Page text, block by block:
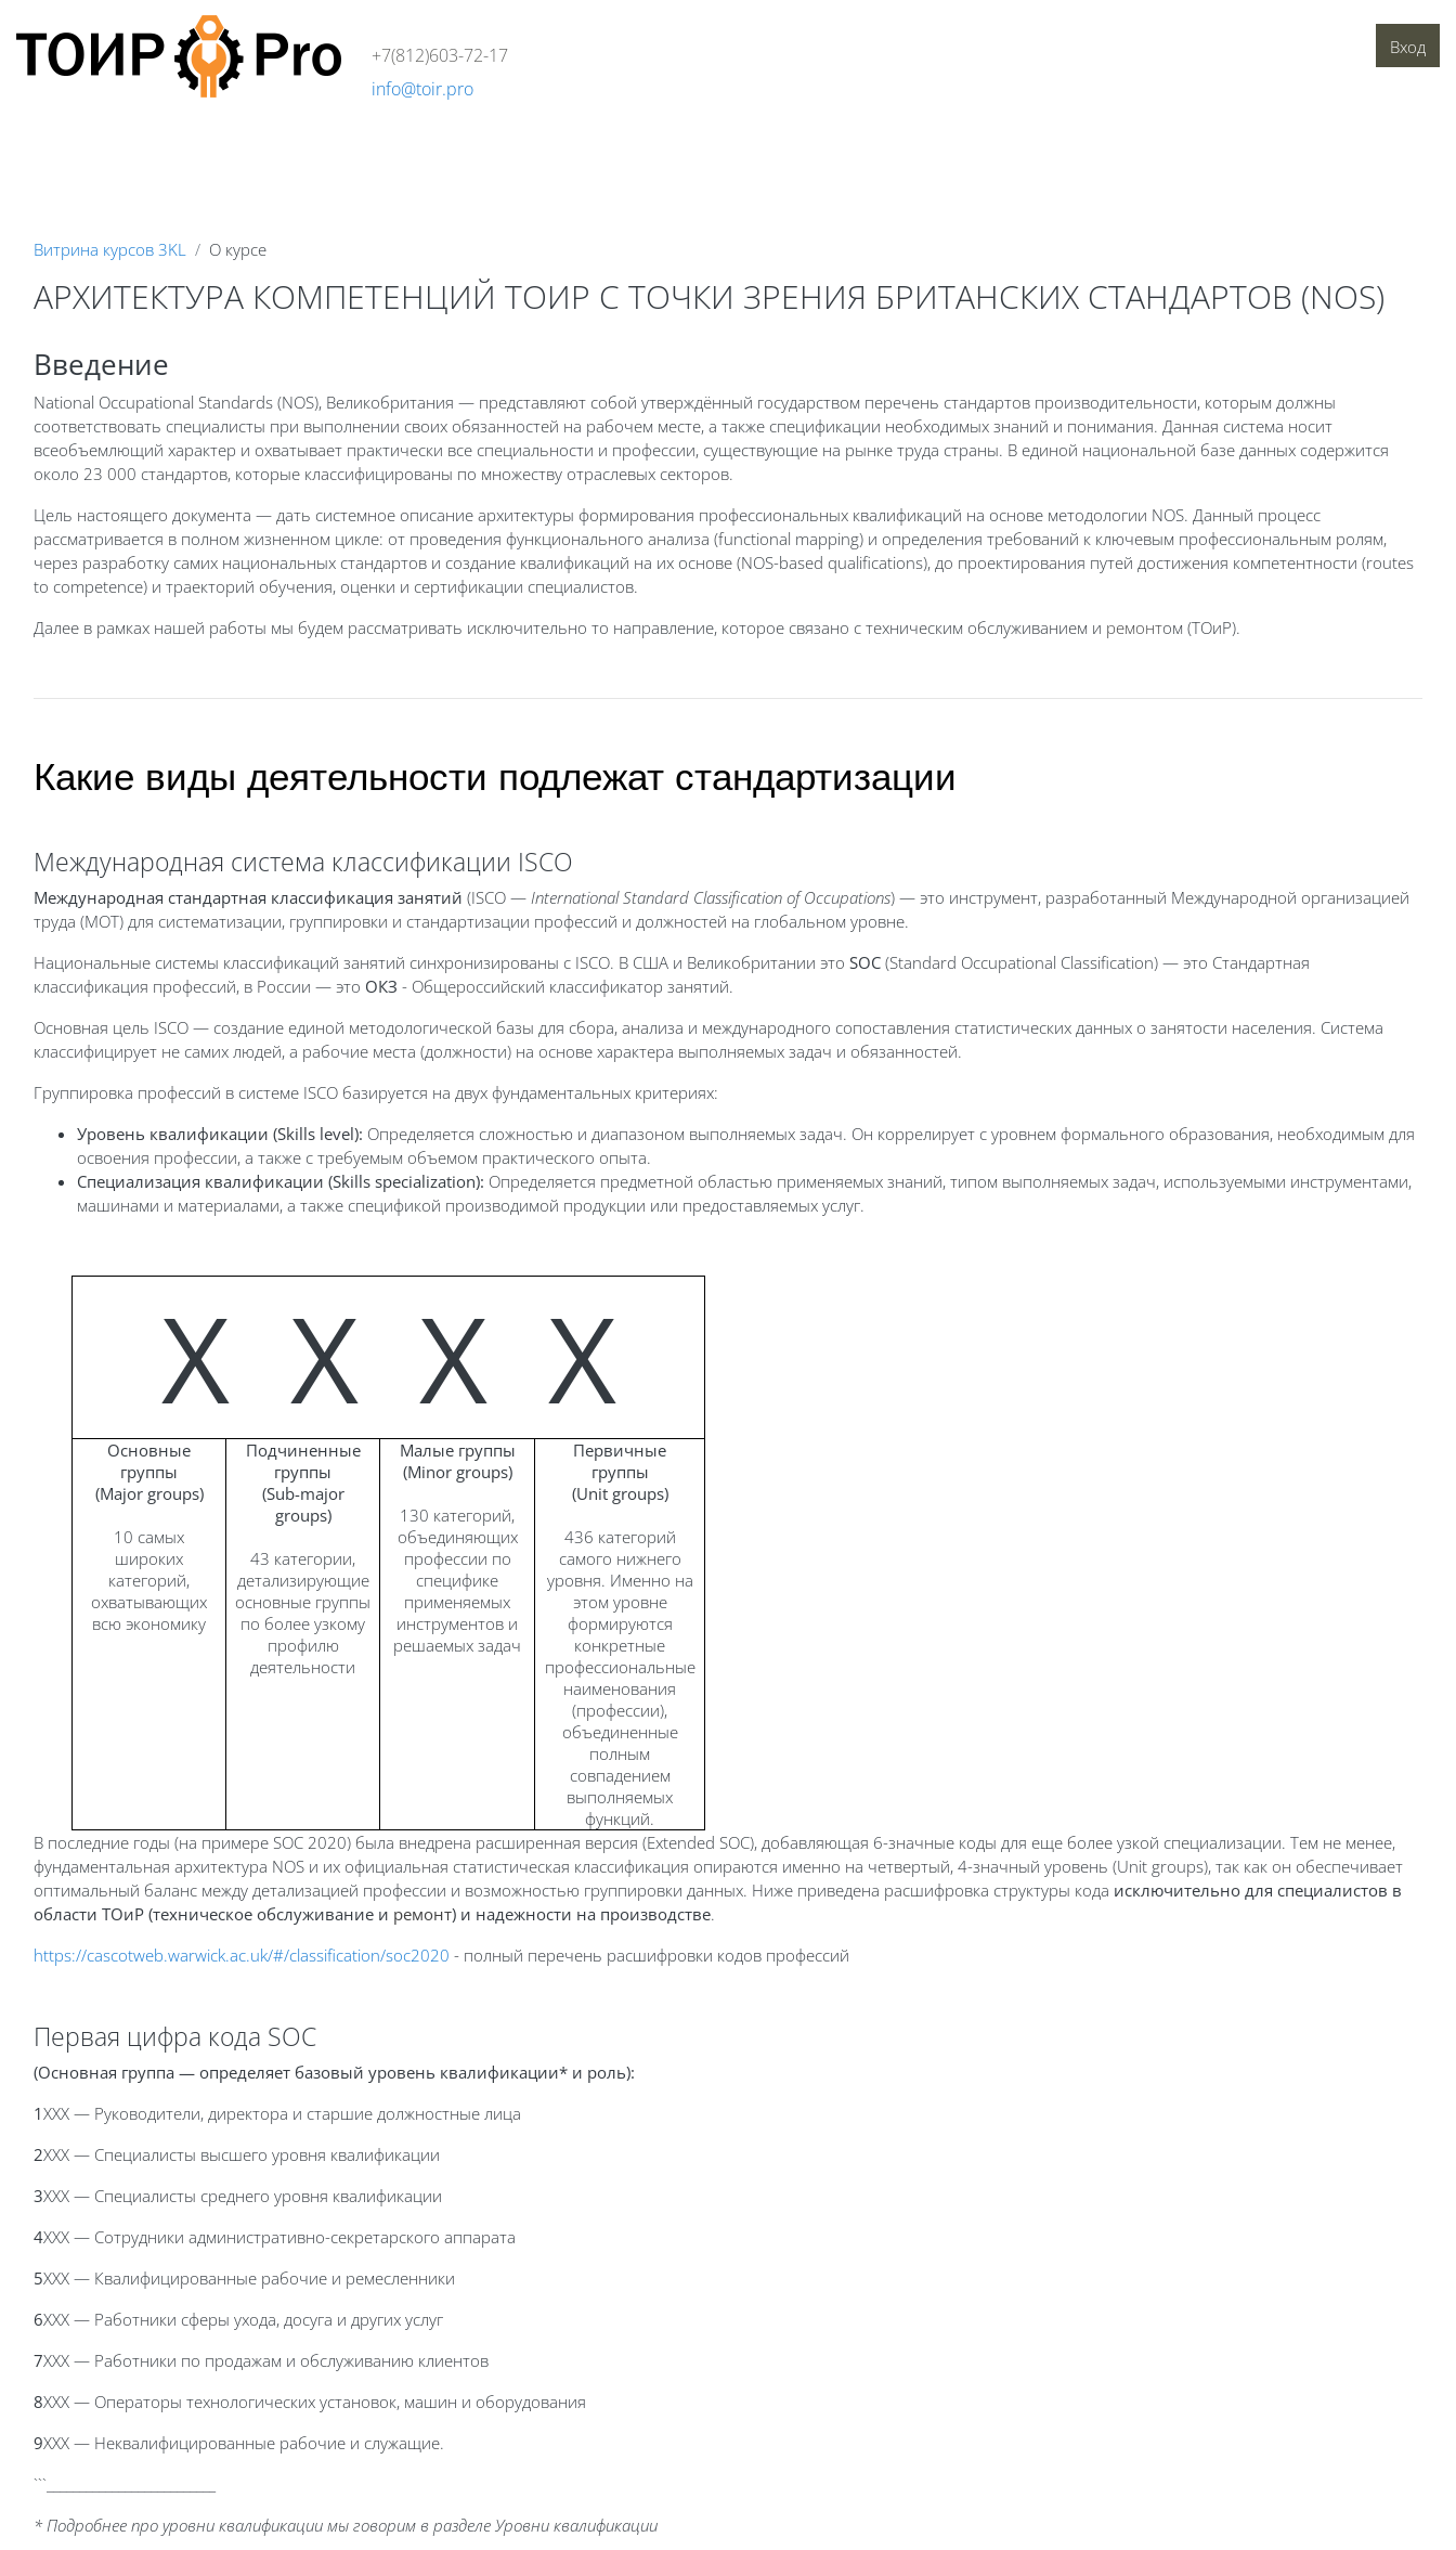
Перейти к основному содержанию
+7(812)603-72-17
info@toir.pro
Вход
Витрина курсов 3KL О курсе
АРХИТЕКТУРА КОМПЕТЕНЦИЙ ТОИР С ТОЧКИ ЗРЕНИЯ БРИТАНСКИХ СТАНДАРТОВ (NOS)
Блоки
Введение
National Occupational Standards (NOS), Великобритания — представляют собой утверждённый государством перечень стандартов производительности, которым должны
соответствовать специалисты при выполнении своих обязанностей на рабочем месте, а также спецификации необходимых знаний и понимания. Данная система носит
всеобъемлющий характер и охватывает практически все специальности и профессии, существующие на рынке труда страны. В единой национальной базе данных содержится
около 23 000 стандартов, которые классифицированы по множеству отраслевых секторов.
Цель настоящего документа — дать системное описание архитектуры формирования профессиональных квалификаций на основе методологии NOS. Данный процесс
рассматривается в полном жизненном цикле: от проведения функционального анализа (functional mapping) и определения требований к ключевым профессиональным ролям,
через разработку самих национальных стандартов и создание квалификаций на их основе (NOS-based qualifications), до проектирования путей достижения компетентности (routes
to competence) и траекторий обучения, оценки и сертификации специалистов.
Далее в рамках нашей работы мы будем рассматривать исключительно то направление, которое связано с техническим обслуживанием и ремонтом (ТОиР).
Какие виды деятельности подлежат стандартизации
Международная система классификации ISCO
Международная стандартная классификация занятий (ISCO — International Standard Classification of Occupations) — это инструмент, разработанный Международной организацией
труда (МОТ) для систематизации, группировки и стандартизации профессий и должностей на глобальном уровне.
Национальные системы классификаций занятий синхронизированы с ISCO. В США и Великобритании это SOC (Standard Occupational Classification) — это Стандартная
классификация профессий, в России — это ОКЗ - Общероссийский классификатор занятий.
Основная цель ISCO — создание единой методологической базы для сбора, анализа и международного сопоставления статистических данных о занятости населения. Система
классифицирует не самих людей, а рабочие места (должности) на основе характера выполняемых задач и обязанностей.
Группировка профессий в системе ISCO базируется на двух фундаментальных критериях:
Уровень квалификации (Skills level): Определяется сложностью и диапазоном выполняемых задач. Он коррелирует с уровнем формального образования, необходимым для
освоения профессии, а также с требуемым объемом практического опыта.
Специализация квалификации (Skills specialization): Определяется предметной областью применяемых знаний, типом выполняемых задач, используемыми инструментами,
машинами и материалами, а также спецификой производимой продукции или предоставляемых услуг.
Х Х Х Х
Основные
группы
(Major groups)
10 самых
широких
категорий,
охватывающих
всю экономику
Подчиненные
группы
(Sub-major
groups)
43 категории,
детализирующие
основные группы
по более узкому
профилю
деятельности
Малые группы
(Minor groups)
130 категорий,
объединяющих
профессии по
специфике
применяемых
инструментов и
решаемых задач
Первичные
группы
(Unit groups)
436 категорий
самого нижнего
уровня. Именно на
этом уровне
формируются
конкретные
профессиональные
наименования
(профессии),
объединенные
полным
совпадением
выполняемых
функций.
В последние годы (на примере SOC 2020) была внедрена расширенная версия (Extended SOC), добавляющая 6-значные коды для еще более узкой специализации. Тем не менее,
фундаментальная архитектура NOS и их официальная статистическая классификация опираются именно на четвертый, 4-значный уровень (Unit groups), так как он обеспечивает
оптимальный баланс между детализацией профессии и возможностью группировки данных. Ниже приведена расшифровка структуры кода исключительно для специалистов в
области ТОиР (техническое обслуживание и ремонт) и надежности на производстве.
https://cascotweb.warwick.ac.uk/#/classification/soc2020 - полный перечень расшифровки кодов профессий
Первая цифра кода SOC
(Основная группа — определяет базовый уровень квалификации* и роль):
1XXX — Руководители, директора и старшие должностные лица
2XXX — Специалисты высшего уровня квалификации
3XXX — Специалисты среднего уровня квалификации
4XXX — Сотрудники административно-секретарского аппарата
5XXX — Квалифицированные рабочие и ремесленники
6XXX — Работники сферы ухода, досуга и других услуг
7XXX — Работники по продажам и обслуживанию клиентов
8XXX — Операторы технологических установок, машин и оборудования
9XXX — Неквалифицированные рабочие и служащие.
```__________________________
* Подробнее про уровни квалификации мы говорим в разделе Уровни квалификации